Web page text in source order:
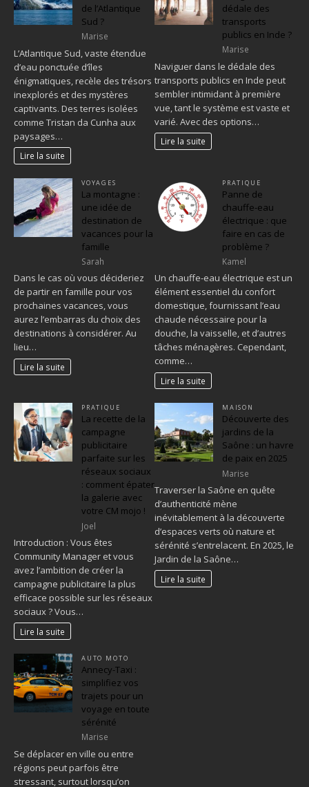
de l’Atlantique
Sud ?
Marise
L’Atlantique Sud, vaste étendue
d’eau ponctuée d’îles
énigmatiques, recèle des trésors
inexplorés et des mystères
captivants. Des terres isolées
comme Tristan da Cunha aux
paysages…
Lire la suite
dédale des
transports
publics en Inde ?
Marise
Naviguer dans le dédale des
transports publics en Inde peut
sembler intimidant à première
vue, tant le système est vaste et
varié. Avec des options…
Lire la suite
VOYAGES
La montagne :
une idée de
destination de
vacances pour la
famille
Sarah
Dans le cas où vous décideriez
de partir en famille pour vos
prochaines vacances, vous
aurez l’embarras du choix des
destinations à considérer. Au
lieu…
Lire la suite
PRATIQUE
Panne de
chauffe-eau
électrique : que
faire en cas de
problème ?
Kamel
Un chauffe-eau électrique est un
élément essentiel du confort
domestique, fournissant l’eau
chaude nécessaire pour la
douche, la vaisselle, et d’autres
tâches ménagères. Cependant,
comme…
Lire la suite
PRATIQUE
La recette de la
campagne
publicitaire
parfaite sur les
réseaux sociaux
: comment épater
la galerie avec
votre CM mojo !
Joel
Introduction : Vous êtes
Community Manager et vous
avez l’ambition de créer la
campagne publicitaire la plus
efficace possible sur les réseaux
sociaux ? Vous…
Lire la suite
MAISON
Découverte des
jardins de la
Saône : un havre
de paix en 2025
Marise
Traverser la Saône en quête
d’authenticité mène
inévitablement à la découverte
d’espaces verts où nature et
sérénité s’entrelacent. En 2025, le
Jardin de la Saône…
Lire la suite
AUTO MOTO
Annecy-Taxi :
simplifiez vos
trajets pour un
voyage en toute
sérénité
Marise
Se déplacer en ville ou entre
régions peut parfois être
stressant, surtout lorsqu’on